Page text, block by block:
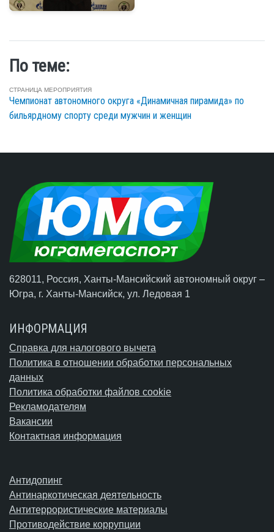
По теме:
СТРАНИЦА МЕРОПРИЯТИЯ
Чемпионат автономного округа «Динамичная пирамида» по
бильярдному спорту среди мужчин и женщин
628011, Россия, Ханты-Мансийский автономный округ –
Югра, г. Ханты-Мансийск, ул. Ледовая 1
ИНФОРМАЦИЯ
Справка для налогового вычета
Политика в отношении обработки персональных
данных
Политика обработки файлов cookie
Рекламодателям
Вакансии
Контактная информация
Антидопинг
Антинаркотическая деятельность
Антитеррористические материалы
Противодействие коррупции